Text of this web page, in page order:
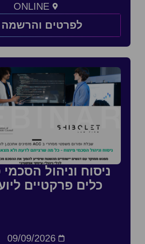
ONLINE
לפרטים והרשמה
ניסוח וניהול הסכמי
כלים פרקטיים
09/09/2026